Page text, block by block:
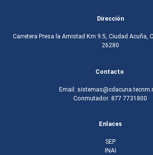
Dirección
Carretera Presa la Amistad Km 9.5, Ciudad Acuña,
26280
Contacto
Email:
Conmutador: 877 7731800
Enlaces
SEP
INAI